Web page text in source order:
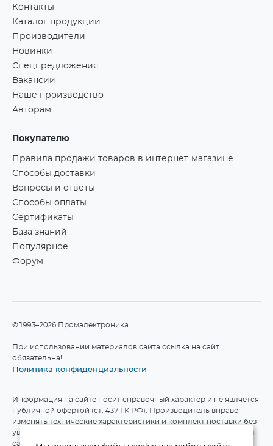
Контакты
Каталог продукции
Производители
Новинки
Спецпредложения
Вакансии
Наше производство
Авторам
Покупателю
Правила продажи товаров в интернет-магазине
Способы доставки
Вопросы и ответы
Способы оплаты
Сертификаты
База знаний
Популярное
Форум
©1993–2026 Промэлектроника
При использовании материалов сайта ссылка на сайт
обязательна!
Политика конфиденциальности
Информация на сайте носит справочный характер и не является
публичной офертой (ст. 437 ГК РФ). Производитель вправе
изменять технические характеристики и комплект поставки без
уведомления. Актуальные данные приведены на официальном
сайте производителя.